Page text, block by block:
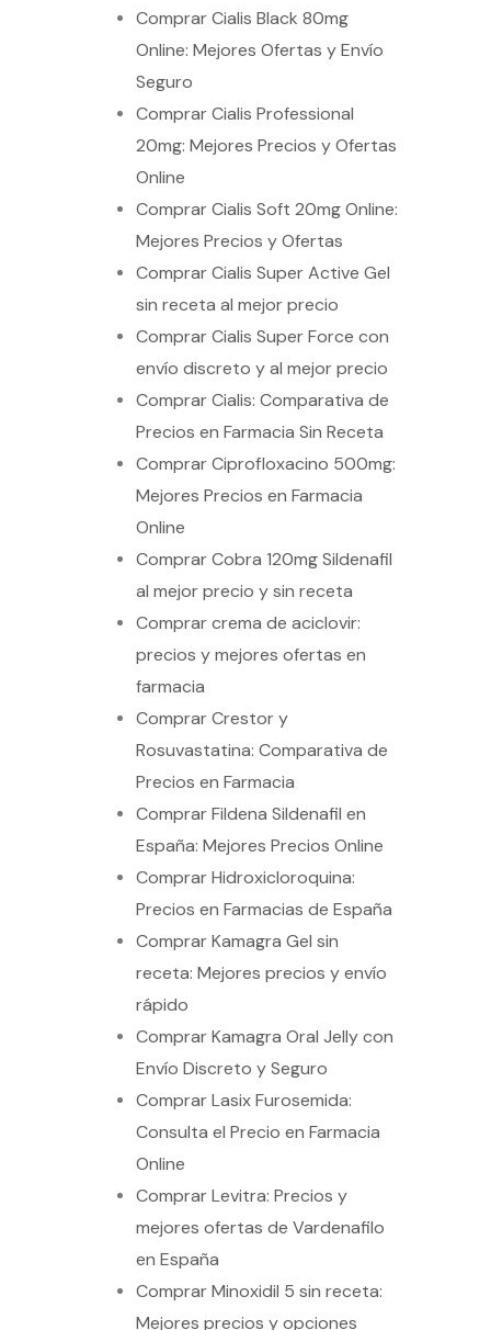
Comprar Cialis Black 80mg
Online: Mejores Ofertas y Envío
Seguro
Comprar Cialis Professional
20mg: Mejores Precios y Ofertas
Online
Comprar Cialis Soft 20mg Online:
Mejores Precios y Ofertas
Comprar Cialis Super Active Gel
sin receta al mejor precio
Comprar Cialis Super Force con
envío discreto y al mejor precio
Comprar Cialis: Comparativa de
Precios en Farmacia Sin Receta
Comprar Ciprofloxacino 500mg:
Mejores Precios en Farmacia
Online
Comprar Cobra 120mg Sildenafil
al mejor precio y sin receta
Comprar crema de aciclovir:
precios y mejores ofertas en
farmacia
Comprar Crestor y
Rosuvastatina: Comparativa de
Precios en Farmacia
Comprar Fildena Sildenafil en
España: Mejores Precios Online
Comprar Hidroxicloroquina:
Precios en Farmacias de España
Comprar Kamagra Gel sin
receta: Mejores precios y envío
rápido
Comprar Kamagra Oral Jelly con
Envío Discreto y Seguro
Comprar Lasix Furosemida:
Consulta el Precio en Farmacia
Online
Comprar Levitra: Precios y
mejores ofertas de Vardenafilo
en España
Comprar Minoxidil 5 sin receta:
Mejores precios y opciones